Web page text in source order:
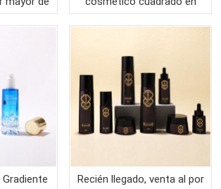
envases
envase para el cuidado de
Recién llegado, venta al por